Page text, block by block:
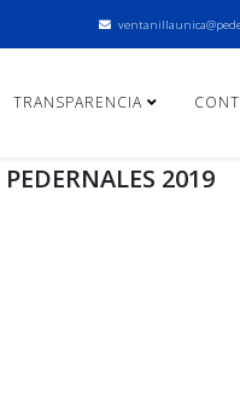
TRANSPARENCIA
2019